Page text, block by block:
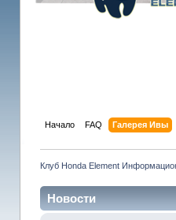
Начало FAQ Галерея Ивы
Клуб Honda Element
Новости